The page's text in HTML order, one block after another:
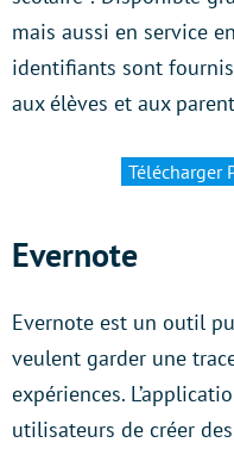
mais aussi en service
identifiants sont
aux élèves et aux
Télécharger
Evernote
Evernote est un outil
veulent garder une
expériences.
utilisateurs de créer